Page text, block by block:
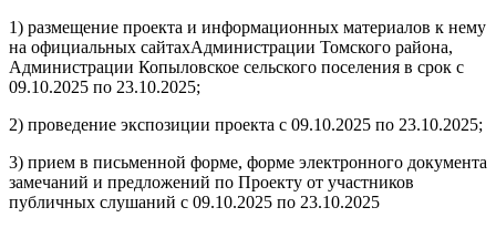
1) размещение проекта и информационных материалов к нему
на официальных сайтахАдминистрации Томского района,
Администрации Копыловское сельского поселения в срок с
09.10.2025 по 23.10.2025;
2) проведение экспозиции проекта с 09.10.2025 по 23.10.2025;
3) прием в письменной форме, форме электронного документа
замечаний и предложений по Проекту от участников
публичных слушаний с 09.10.2025 по 23.10.2025